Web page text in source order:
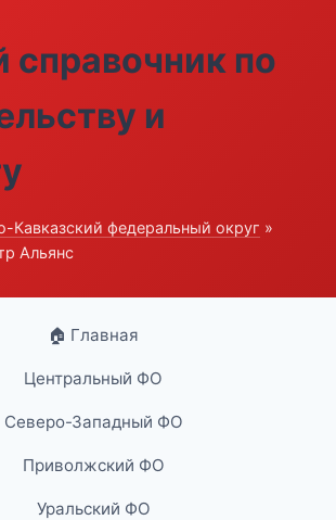
справочник по
и
Кавказский федеральный округ »
Альянс
🏠 Главная
Центральный ФО
Северо-Западный ФО
Приволжский ФО
Уральский ФО